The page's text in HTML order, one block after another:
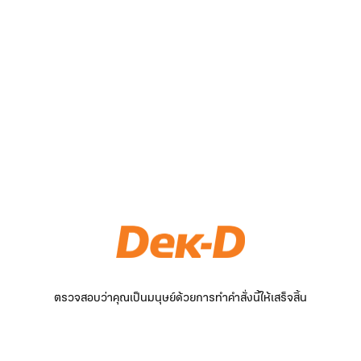
ตรวจสอบว่าคุณเป็นมนุษย์ด้วยการทำคำสั่งนี้ให้เสร็จสิ้น